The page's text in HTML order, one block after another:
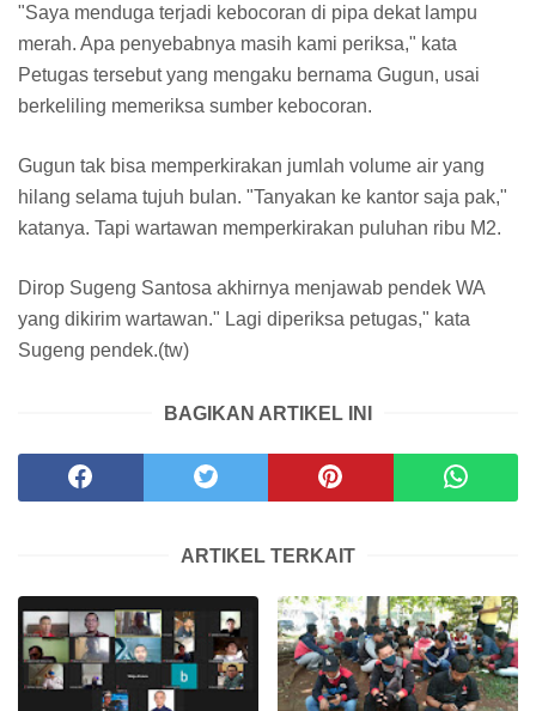
"Saya menduga terjadi kebocoran di pipa dekat lampu
merah. Apa penyebabnya masih kami periksa," kata
Petugas tersebut yang mengaku bernama Gugun, usai
berkeliling memeriksa sumber kebocoran.
Gugun tak bisa memperkirakan jumlah volume air yang
hilang selama tujuh bulan. "Tanyakan ke kantor saja pak,"
katanya. Tapi wartawan memperkirakan puluhan ribu M2.
Dirop Sugeng Santosa akhirnya menjawab pendek WA
yang dikirim wartawan." Lagi diperiksa petugas," kata
Sugeng pendek.(tw)
BAGIKAN ARTIKEL INI
ARTIKEL TERKAIT